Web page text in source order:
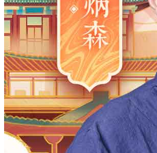
2022
2021 2020 2019 2018
2015
2014 2013 2012
2009
2008 2007 2006 2005
2002
2001 2000 1999
1995 1994 1993
1989
1988 1987 1986
1983
1982 1981 1980 1979
1976
1975 1974 1973
1969 1968 1967 1966
1963
1962 1961 1960
1957
1956 1955 1953
1950
1949 1948 1947
1944
1943 1942 1941 1940
1937
1936 1935 1934
1931
1930 1928 1927